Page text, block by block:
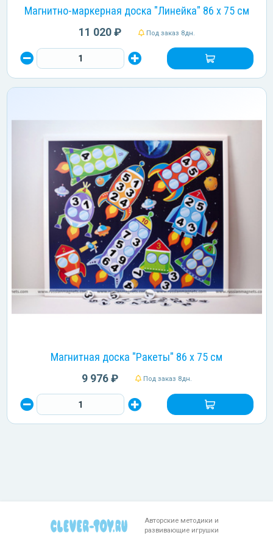
Магнитно-маркерная доска "Линейка" 86 х 75 см
11 020 ₽ Под заказ 8дн.
Магнитная доска "Ракеты" 86 х 75 см
9 976 ₽ Под заказ 8дн.
Авторские методики и
развивающие игрушки